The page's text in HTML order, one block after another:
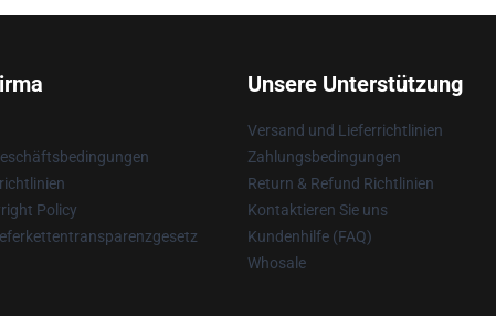
Policy
Unsere Unterstützung
Versand und Lieferrichtlinien
Zahlungsbedingungen
Return & Refund Richtlinien
Kontaktieren Sie uns
Kundenhilfe (FAQ)
Whosale